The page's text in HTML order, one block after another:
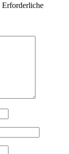
Erforderliche